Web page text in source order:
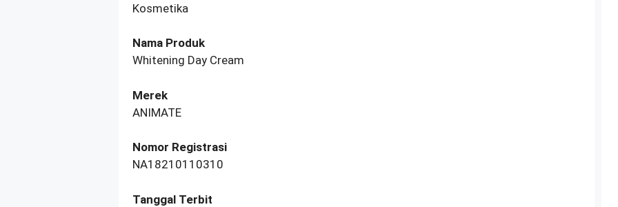
Kosmetika
Nama Produk
Whitening Day Cream
Merek
ANIMATE
Nomor Registrasi
NA18210110310
Tanggal Terbit